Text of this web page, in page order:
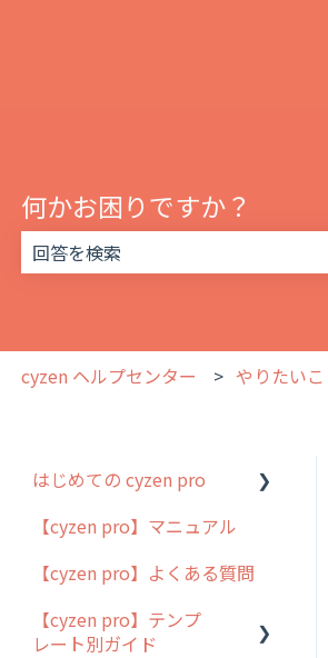
何かお困りですか？
cyzen ヘルプセンター やりたい
はじめての cyzen pro
cyzen pro とは？
簡易マニュアル
cyzen proの位置情報取得
について
【cyzen pro】マニュアル
【cyzen pro】よくある質問
【cyzen pro】テンプ
レート別ガイド